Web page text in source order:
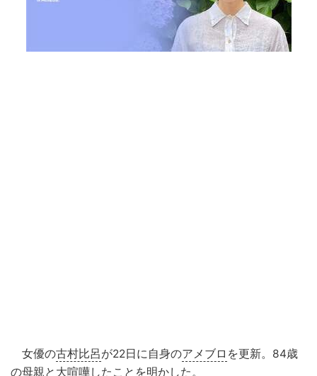
女優の古村比呂が22日に自身のアメブロ を更新。84歳
の母親と大喧嘩したことを明かした。